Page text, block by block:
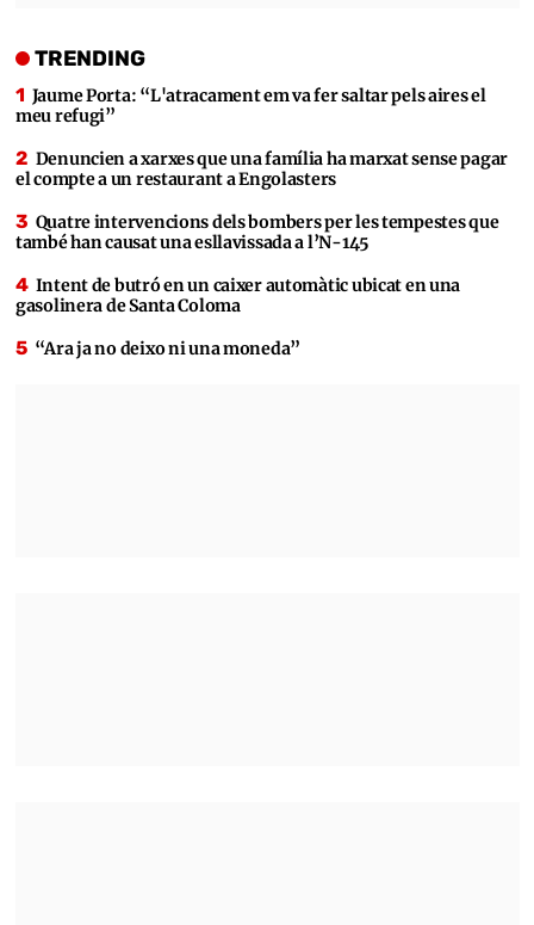
TRENDING
Jaume Porta: “L'atracament em va fer saltar pels aires el
meu refugi”
Denuncien a xarxes que una família ha marxat sense pagar
el compte a un restaurant a Engolasters
Quatre intervencions dels bombers per les tempestes que
també han causat una esllavissada a l’N-145
Intent de butró en un caixer automàtic ubicat en una
gasolinera de Santa Coloma
“Ara ja no deixo ni una moneda”